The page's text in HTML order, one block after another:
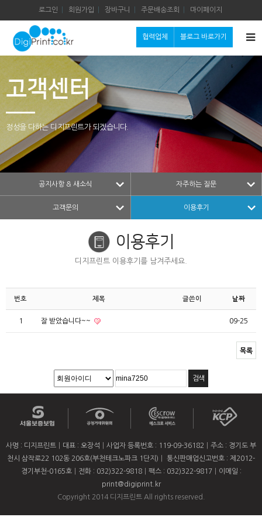
협력업체 블로그 바로가기
로그인 회원가입 장바구니 주문배송조회 마이페이지
고객센터
정성을 다하는 디지프린트가 되겠습니다.
공지사항 & 새소식 자주하는 질문
고객문의 이용후기
이용후기
디지프린트 이용후기를 남겨주세요.
번호 제목 글쓴이 날짜
1 잘 받았습니다~~ 09-25
목록
사명 : 디지프린트 대표 : 오장석 사업자 등록번호 : 119-09-36182
주소 : 경기도 부
천시 삼작로22 102동 206호(부천테크노파크 1단지)
통신판매업신고번호 : 제2012-
경기부천-0165호
전화 : 032)322-9818 팩스 : 032)322-9817
이메일 :
print@digiprint.kr
Copyright 2014 디지프린트 All rights reserved.